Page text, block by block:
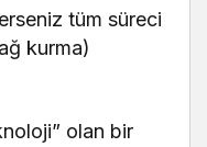
tüm süreci
kurma)
olan bir